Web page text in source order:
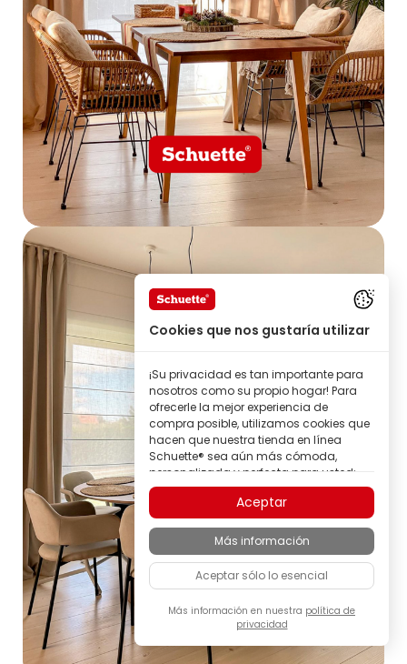
Cookies que nos gustaría utilizar
¡Su privacidad es tan importante para
nosotros como su propio hogar! Para
ofrecerle la mejor experiencia de
compra posible, utilizamos cookies que
hacen que nuestra tienda en línea
Schuette® sea aún más cómoda,
personalizada y perfecta para usted;
todo para que pueda descubrir
productos de la marca Schuette® con
la mejor calidad.
Algunas de estas cookies son
necesarias para que nuestra tienda
Schuette® funcione de forma fiable;
otras nos permiten personalizar los
contenidos y anuncios según sus
intereses, o participar de manera
completamente anónima en el análisis
del comportamiento de los visitantes.
Aceptar
Más información
Aceptar sólo lo esencial
Más información en nuestra política de
privacidad